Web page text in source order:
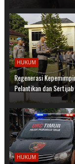
HUKUM
Regenerasi
Pelantikan dan
HUKUM